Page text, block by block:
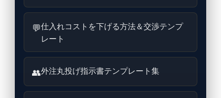
💬仕入れコストを下げる方法＆交渉テンプ
レート
👥外注丸投げ指示書テンプレート集